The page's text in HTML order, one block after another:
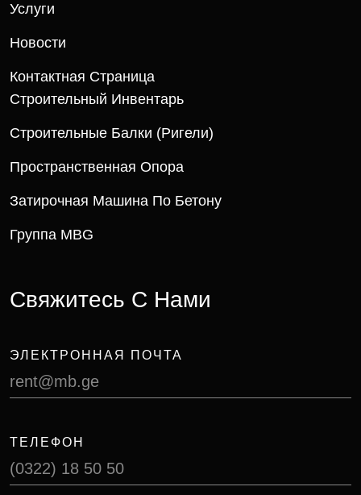
Услуги
Новости
Контактная Страница
Строительный Инвентарь
Строительные Балки (ригели)
Пространственная Опора
Затирочная Машина По Бетону
Группа MBG
Свяжитесь С Нами
ЭЛЕКТРОННАЯ ПОЧТА
rent@mb.ge
ТЕЛЕФОН
(0322) 18 50 50